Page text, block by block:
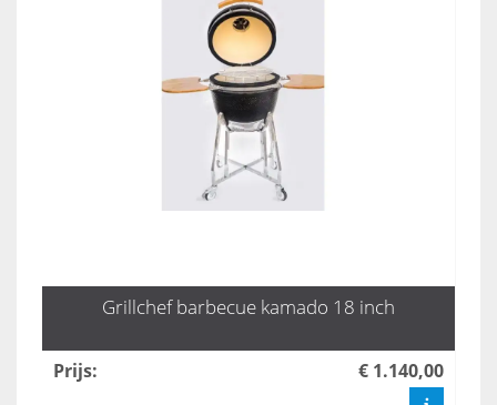
Grillchef barbecue kamado 18 inch
Prijs: € 1.140,00